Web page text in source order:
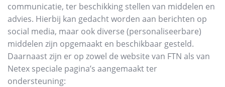
communicatie, ter beschikking stellen van middelen en
advies. Hierbij kan gedacht worden aan berichten op
social media, maar ook diverse (personaliseerbare)
middelen zijn opgemaakt en beschikbaar gesteld.
Daarnaast zijn er op zowel de website van FTN als van
Netex speciale pagina’s aangemaakt ter
ondersteuning: